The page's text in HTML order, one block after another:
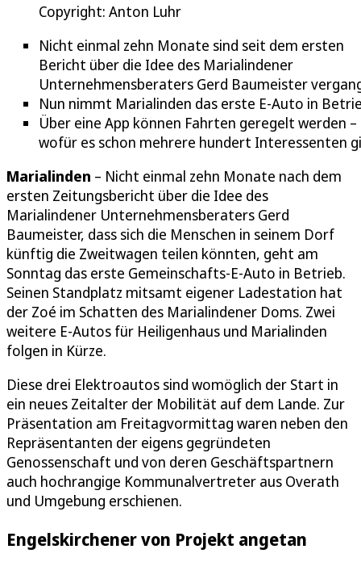
Copyright: Anton Luhr
Nicht einmal zehn Monate sind seit dem ersten
Bericht über die Idee des Marialindener
Unternehmensberaters Gerd Baumeister
Nun nimmt Marialinden das erste E-Auto in
Über eine App können Fahrten geregelt werden –
wofür es schon mehrere hundert Interessenten
Marialinden – Nicht einmal zehn Monate nach dem
ersten Zeitungsbericht über die Idee des
Marialindener Unternehmensberaters Gerd
Baumeister, dass sich die Menschen in seinem Dorf
künftig die Zweitwagen teilen könnten, geht am
Sonntag das erste Gemeinschafts-E-Auto in Betrieb.
Seinen Standplatz mitsamt eigener Ladestation hat
der Zoé im Schatten des Marialindener Doms. Zwei
weitere E-Autos für Heiligenhaus und Marialinden
folgen in Kürze.
Diese drei Elektroautos sind womöglich der Start in
ein neues Zeitalter der Mobilität auf dem Lande. Zur
Präsentation am Freitagvormittag waren neben den
Repräsentanten der eigens gegründeten
Genossenschaft und von deren Geschäftspartnern
auch hochrangige Kommunalvertreter aus Overath
und Umgebung erschienen.
Engelskirchener von Projekt angetan